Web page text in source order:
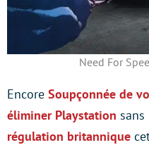
Need For
Encore Soupçonnée de
éliminer Playstation sans
régulation britannique